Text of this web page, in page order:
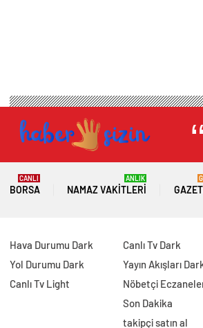
BORSA
CANLI
NAMAZ VAKITLERI
ANLIK
Hava Durumu Dark
Yol Durumu Dark
Canlı Tv Light
Canlı Tv Dark
Yayın Akışları
Nöbetçi
Son Dakika
takipçi satın al